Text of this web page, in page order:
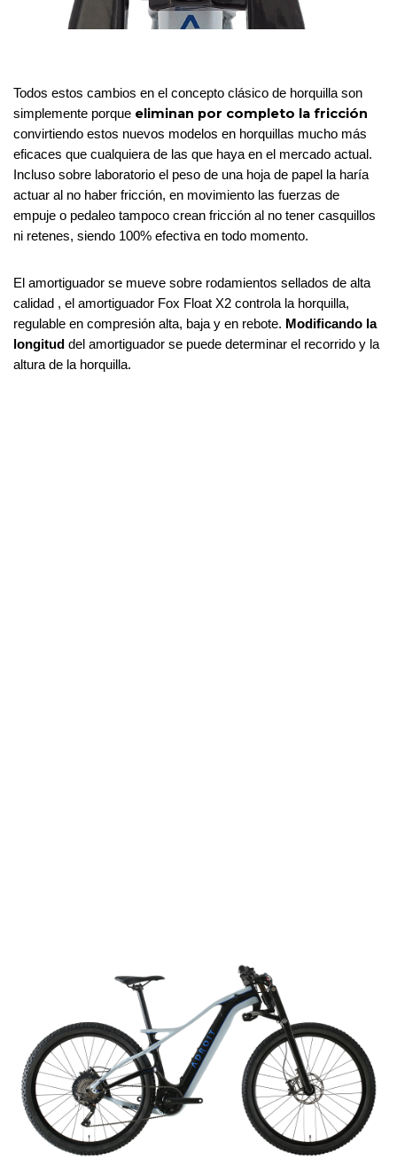
Todos estos cambios en el concepto clásico de horquilla son
simplemente porque
convirtiendo estos nuevos modelos en horquillas mucho más
eficaces que cualquiera de las que haya en el mercado actual.
Incluso sobre laboratorio el peso de una hoja de papel la haría
actuar al no haber fricción, en movimiento las fuerzas de
empuje o pedaleo tampoco crean fricción al no tener casquillos
ni retenes, siendo 100% efectiva en todo momento.
El amortiguador se mueve sobre rodamientos sellados de alta
calidad , el amortiguador Fox Float X2 controla la horquilla,
regulable en compresión alta, baja y en rebote. Modificando la
longitud del amortiguador se puede determinar el recorrido y la
altura de la horquilla.